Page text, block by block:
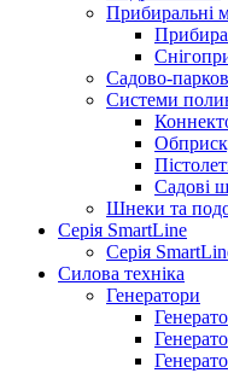
Прибиральні
Садово-
Системи
Садові
Шнеки та
Серія SmartLine
Серія
Силова техніка
Генератори